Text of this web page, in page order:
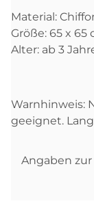
Material:
Größe: 65 x 65
Alter: ab 3
Warnhinweis:
geeignet.
Angaben